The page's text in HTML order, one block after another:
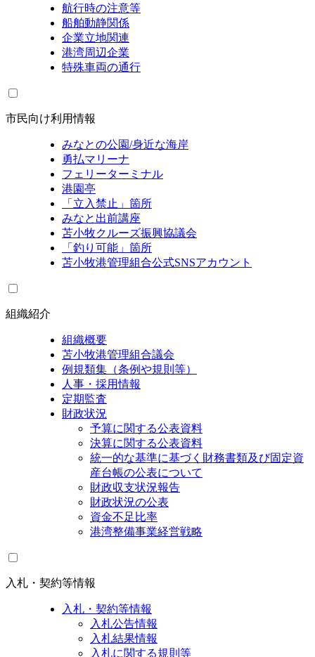
航行時の注意等
船舶動静関係
企業立地関連
港湾周辺企業
特殊車両の通行
市民向け利用情報
みなとの公園/身近な海岸
勇払マリーナ
フェリーターミナル
港園亭
「立入禁止」箇所
みなと出前講座
苫小牧クルーズ振興協議会
「釣り可能」箇所
苫小牧港管理組合公式SNSアカウント
組織紹介
組織概要
苫小牧港管理組合議会
例規類集（条例や規則等）
人事・採用情報
定期監査
財政状況
予算に関する公表資料
決算に関する公表資料
統一的な基準に基づく財務書類及び固定資
産台帳の公表について
財政収支状況報告
財政状況の公表
資金不足比率
港湾整備事業経営戦略
入札・契約等情報
入札・契約等情報
入札公告情報
入札結果情報
入札に関する規則等